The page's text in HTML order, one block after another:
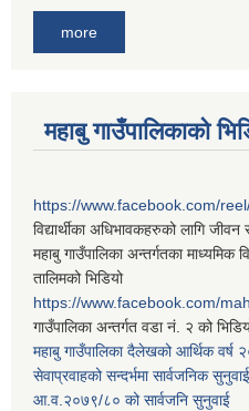
more
महाबु गाउँपालिकाको
https://www.facebook.com/
विद्यार्थीका अधिभावकहरुको लागि
महाबु गाउँपालिका अन्तर्गतका माध्यमिक
तालिमको भिडियो
https://www.facebook.com/
गाउँपालिका अन्तर्गत वडा नं. २ को
महाबु गाउँपालिका दैलेखको आर्थिक वर्ष
सेवाप्रवाहको सन्दर्भमा सार्वजनिक
आ.व.२०७९/८० को सार्वजनि सुनुवाई